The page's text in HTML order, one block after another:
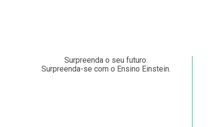
Surpreenda o seu futuro.
Surpreenda-se com o Ensino Einstein.